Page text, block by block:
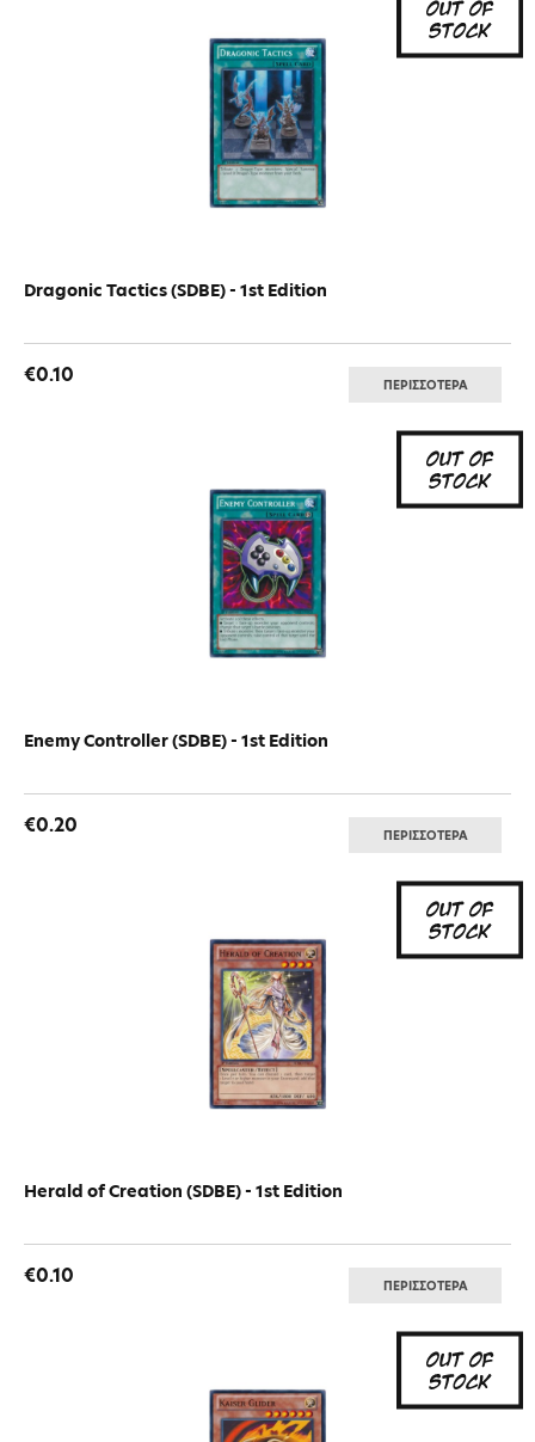
Dragonic Tactics (SDBE) - 1st Edition
€0.10 ΠΕΡΙΣΣΟΤΕΡΑ
Enemy Controller (SDBE) - 1st Edition
€0.20 ΠΕΡΙΣΣΟΤΕΡΑ
Herald of Creation (SDBE) - 1st Edition
€0.10 ΠΕΡΙΣΣΟΤΕΡΑ